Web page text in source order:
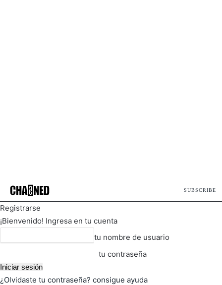
SUBSCRIBE
Registrarse
¡Bienvenido! Ingresa en tu cuenta
tu nombre de usuario
tu contraseña
¿Olvidaste tu contraseña? consigue ayuda